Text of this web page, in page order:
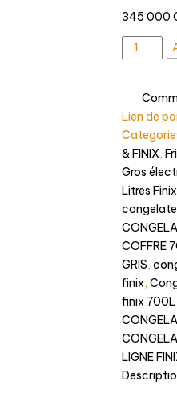
de
345 000
quantité
de
COFFRE
700L
FINIX
BD(W)-
Vente
en
ligne
GRIS
Madina-
MADINA
Lien de
& FINIX,
Gros
Litres Finix
COFFRE
GRIS,
finix,
finix 700L
LIGNE